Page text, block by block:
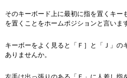
そのキーボード上に最初に指を置くキー
を置くことをホームポジションと言いま
キーボーをよく見ると「Ｆ］と「Ｊ」の
ありませんか。